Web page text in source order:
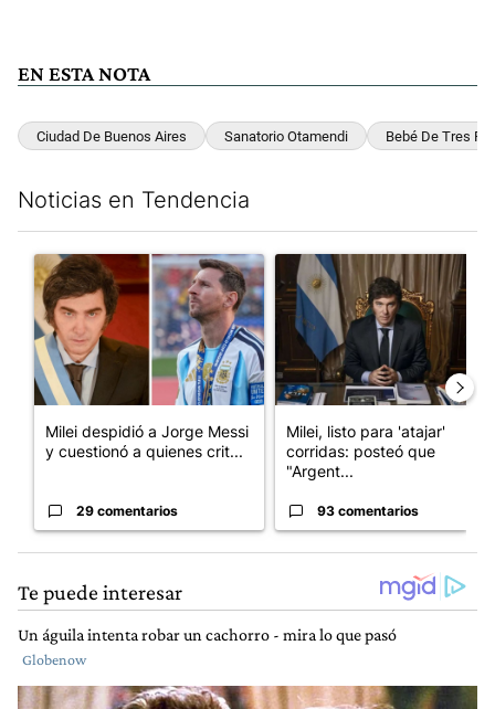
EN ESTA NOTA
Ciudad De Buenos Aires Sanatorio Otamendi Bebé De Tres
Noticias en Tendencia
Un artículo de tendencia con el título "Milei despidió a Jorge
Milei despidió a Jorge Messi
y cuestionó a quienes crit...
29 comentarios
Un artículo de tendencia
Milei, listo para 'atajar'
corridas: posteó que
"Argent...
93 comentarios